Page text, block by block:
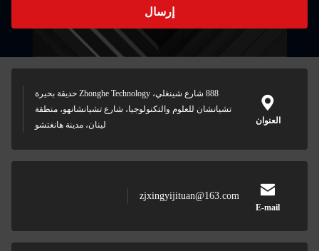
إرسال
العنوان
888 شارع شينغلي، Zhonghe Technology حديقة بحيرة
تشيانشان للعلوم والتكنولوجيا، شارع تشيانشانهو، منطقة
لينان، مدينة هانغتشو
E-mail
zjxingyijituan@163.com